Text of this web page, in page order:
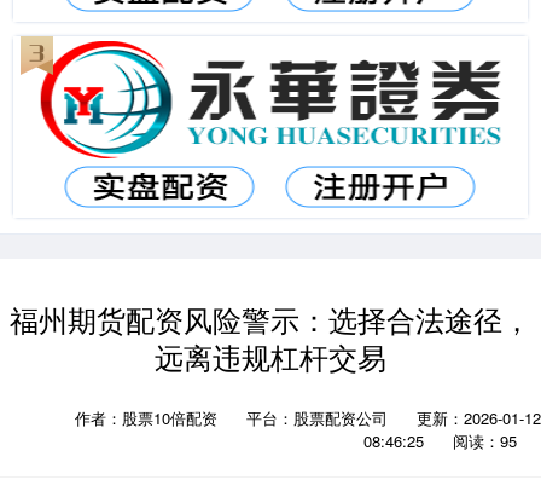
福州期货配资风险警示：选择合法途径，
远离违规杠杆交易
作者：股票10倍配资 平台：股票配资公司
更新：2026-01-12
08:46:25
阅读：95